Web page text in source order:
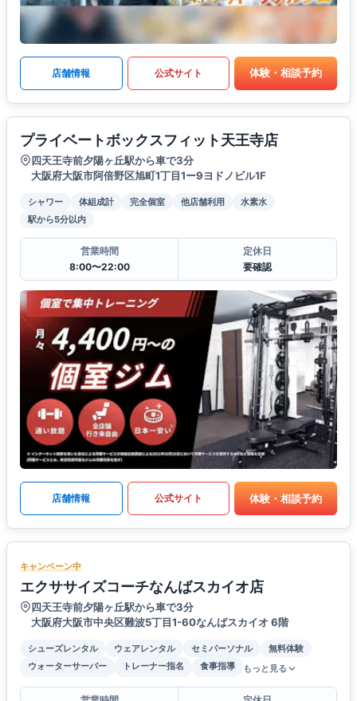
店舗情報 公式サイト 体験・相談予約
プライベートボックスフィット天王寺店
四天王寺前夕陽ヶ丘駅から車で3分
大阪府大阪市阿倍野区旭町1丁目1ー9ヨドノビル1F
シャワー 体組成計 完全個室 他店舗利用
水素水
駅から5分以内
営業時間
8:00〜22:00
定休日
要確認
店舗情報 公式サイト 体験・相談予約
キャンペーン中
エクササイズコーチなんばスカイオ店
四天王寺前夕陽ヶ丘駅から車で3分
大阪府大阪市中央区難波5丁目1-60なんばスカイオ 6階
シューズレンタル ウェアレンタル セミパーソナル
無料体験
ウォーターサーバー
トレーナー指名 食事指導 もっと見る